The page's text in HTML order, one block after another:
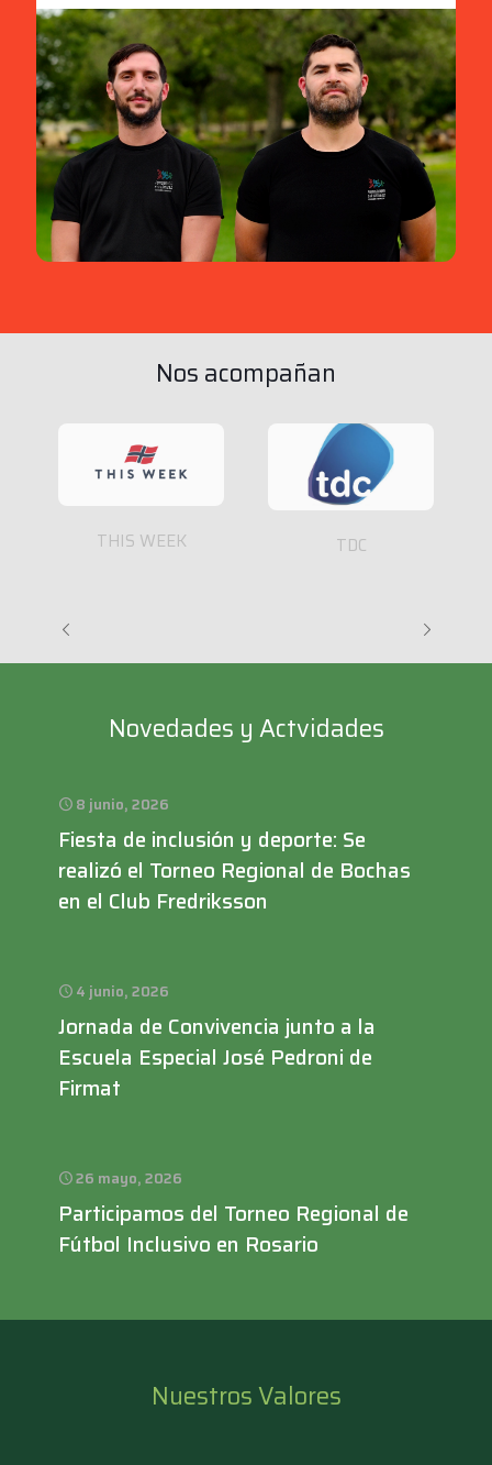
Nos acompañan
THIS WEEK TDC
Novedades y Actvidades
8 junio, 2026
Fiesta de inclusión y deporte: Se
realizó el Torneo Regional de Bochas
en el Club Fredriksson
4 junio, 2026
Jornada de Convivencia junto a la
Escuela Especial José Pedroni de
Firmat
26 mayo, 2026
Participamos del Torneo Regional de
Fútbol Inclusivo en Rosario
Nuestros Valores